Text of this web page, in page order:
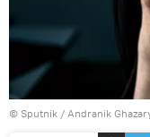
© Sputnik / Andranik